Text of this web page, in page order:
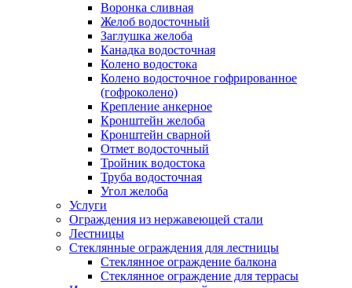
Воронка сливная
Желоб водосточный
Заглушка желоба
Канадка водосточная
Колено водостока
Колено водосточное гофрированное
(гофроколено)
Крепление анкерное
Кронштейн желоба
Кронштейн сварной
Отмет водосточный
Тройник водостока
Труба водосточная
Угол желоба
Услуги
Ограждения из нержавеющей стали
Лестницы
Стеклянные ограждения для лестницы
Стеклянное ограждение балкона
Стеклянное ограждение для террасы